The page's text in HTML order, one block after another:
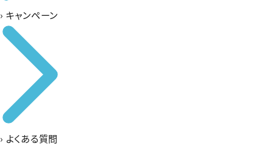
› キャンペーン
› よくある質問